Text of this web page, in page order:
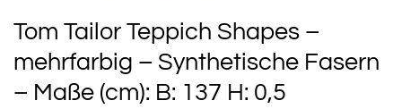
Tom Tailor Teppich Shapes –
mehrfarbig – Synthetische Fasern
– Maße (cm): B: 137 H: 0,5